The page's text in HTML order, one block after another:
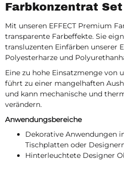
Farbkonzentrat Set
Mit unseren EFFECT Premium
transparente Farbeffekte. Sie
transluzenten Einfärben unserer
Polyesterharze und
Eine zu hohe Einsatzmenge von
führt zu einer mangelhaften
und kann mechanische und
verändern.
Anwendungsbereiche
Dekorative Anwendungen
Tischplatten oder
Hinterleuchtete Designer